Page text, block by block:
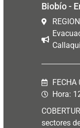
Biobío -
Callaqui
Hora:
sectores